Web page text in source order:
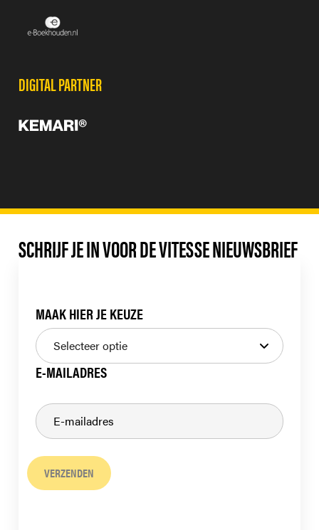
DIGITAL PARTNER
SCHRIJF JE IN VOOR DE VITESSE NIEUWSBRIEF
MAAK HIER JE KEUZE
E-MAILADRES
VERZENDEN